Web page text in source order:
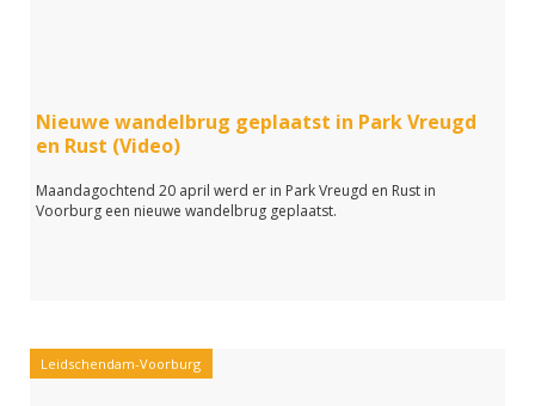
Nieuwe wandelbrug geplaatst in Park Vreugd
en Rust (Video)
Maandagochtend 20 april werd er in Park Vreugd en Rust in
Voorburg een nieuwe wandelbrug geplaatst.
Leidschendam-Voorburg